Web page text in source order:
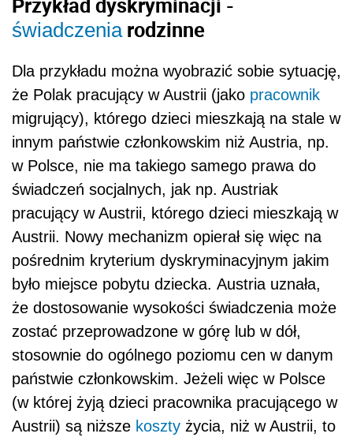
świadczeniarodzinne
Dla przykładu można wyobrazić sobie sytuację,
że Polak pracujący w Austrii (jako pracownik
migrujący), którego dzieci mieszkają na stale w
innym państwie członkowskim niż Austria, np.
w Polsce, nie ma takiego samego prawa do
świadczeń socjalnych, jak np. Austriak
pracujący w Austrii, którego dzieci mieszkają w
Austrii. Nowy mechanizm opierał się więc na
pośrednim kryterium dyskryminacyjnym jakim
było miejsce pobytu dziecka. Austria uznała,
że dostosowanie wysokości świadczenia może
zostać przeprowadzone w górę lub w dół,
stosownie do ogólnego poziomu cen w danym
państwie członkowskim. Jeżeli więc w Polsce
(w której żyją dzieci pracownika pracującego w
Austrii) są niższe koszty życia, niż w Austrii, to